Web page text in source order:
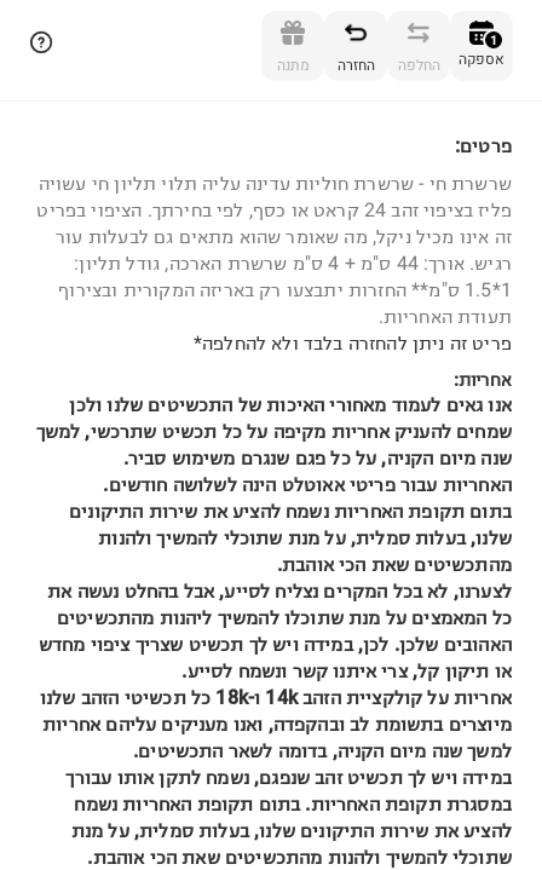
1
אספקה החלפה החזרה מתנה
פרטים:
שרשרת חי - שרשרת חוליות עדינה עליה תלוי תליון חי עשויה
פליז בציפוי זהב 24 קראט או כסף, לפי בחירתך. הציפוי בפריט
זה אינו מכיל ניקל, מה שאומר שהוא מתאים גם לבעלות עור
רגיש. אורך: 44 ס"מ + 4 ס"מ שרשרת הארכה, גודל תליון:
1*1.5 ס"מ** החזרות יתבצעו רק באריזה המקורית ובצירוף
תעודת האחריות.
פריט זה ניתן להחזרה בלבד ולא להחלפה*
אחריות:
אנו גאים לעמוד מאחורי האיכות של התכשיטים שלנו ולכן
שמחים להעניק אחריות מקיפה על כל תכשיט שתרכשי, למשך
שנה מיום הקניה, על כל פגם שנגרם משימוש סביר.
האחריות עבור פריטי אאוטלט הינה לשלושה חודשים.
בתום תקופת האחריות נשמח להציע את שירות התיקונים
שלנו, בעלות סמלית, על מנת שתוכלי להמשיך ולהנות
מהתכשיטים שאת הכי אוהבת.
לצערנו, לא בכל המקרים נצליח לסייע, אבל בהחלט נעשה את
כל המאמצים על מנת שתוכלו להמשיך ליהנות מהתכשיטים
האהובים שלכן. לכן, במידה ויש לך תכשיט שצריך ציפוי מחדש
או תיקון קל, צרי איתנו קשר ונשמח לסייע.
אחריות על קולקציית הזהב 14k ו-18k כל תכשיטי הזהב שלנו
מיוצרים בתשומת לב ובהקפדה, ואנו מעניקים עליהם אחריות
למשך שנה מיום הקניה, בדומה לשאר התכשיטים.
במידה ויש לך תכשיט זהב שנפגם, נשמח לתקן אותו עבורך
במסגרת תקופת האחריות. בתום תקופת האחריות נשמח
להציע את שירות התיקונים שלנו, בעלות סמלית, על מנת
שתוכלי להמשיך ולהנות מהתכשיטים שאת הכי אוהבת.